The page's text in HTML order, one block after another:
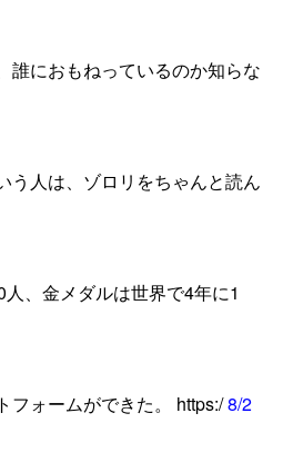
誰におもねっているのか知らな
う人は、ゾロリをちゃんと読ん
、金メダルは世界で4年に1
フォームができた。 https:/8/2